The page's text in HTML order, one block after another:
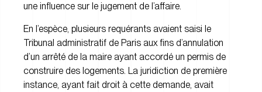
une influence sur le jugement de l’affaire.
En l’espèce, plusieurs requérants avaient saisi le
Tribunal administratif de Paris aux fins d’annulation
d’un arrêté de la maire ayant accordé un permis de
construire des logements. La juridiction de première
instance, ayant fait droit à cette demande, avait